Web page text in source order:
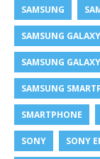
SAMSUNG
SAMSUNG
SAMSUNG
SAMSUNG
SMARTPHONE
SONY SONY